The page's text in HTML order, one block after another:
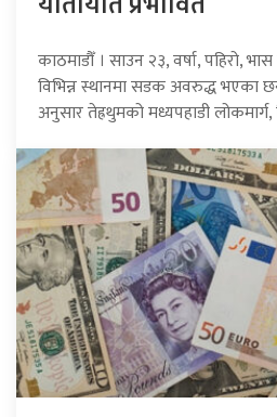
काठमाडौँ । साउन २३, वर्षा, पहिरो,
विभिन्न स्थानमा सडक अवरुद्ध भएका छन्
अनुसार तेह्रथुमको मध्यपहाडी